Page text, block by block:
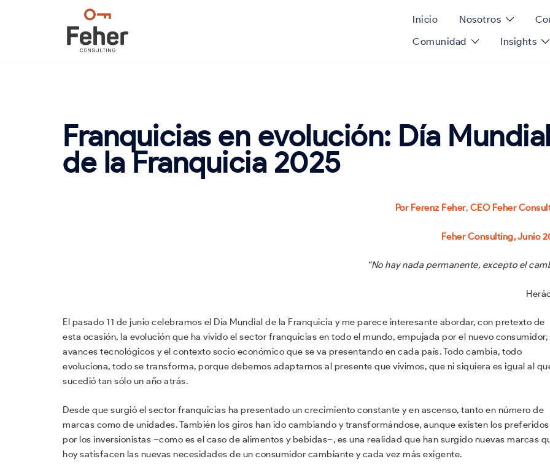
Inicio Nosotros
Comunidad
Insights
Franquicias en evolución: Día Mundial
de la Franquicia 2025
Por Ferenz Feher, CEO Feher
Feher Consulting, Junio
“No hay nada permanente, excepto el
El pasado 11 de junio celebramos el Día Mundial de la Franquicia y me parece interesante abordar, con pretexto de
esta ocasión, la evolución que ha vivido el sector franquicias en todo el mundo, empujada por el nuevo consumidor,
avances tecnológicos y el contexto socio económico que se va presentando en cada país. Todo cambia, todo
evoluciona, todo se transforma, porque debemos adaptarnos al presente que vivimos, que ni siquiera es igual al
sucedió tan sólo un año atrás.
Desde que surgió el sector franquicias ha presentado un crecimiento constante y en ascenso, tanto en número de
marcas como de unidades. También los giros han ido cambiando y transformándose, aunque existen los preferidos
por los inversionistas –como es el caso de alimentos y bebidas–, es una realidad que han surgido nuevas marcas
hoy satisfacen las nuevas necesidades de un consumidor cambiante y cada vez más exigente.